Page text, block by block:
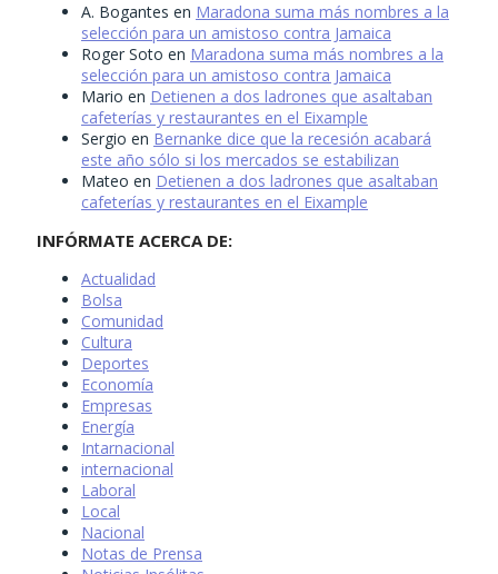
A. Bogantes en Maradona suma más nombres a la
selección para un amistoso contra Jamaica
Roger Soto en Maradona suma más nombres a la
selección para un amistoso contra Jamaica
Mario en Detienen a dos ladrones que asaltaban
cafeterías y restaurantes en el Eixample
Sergio en Bernanke dice que la recesión acabará
este año sólo si los mercados se estabilizan
Mateo en Detienen a dos ladrones que asaltaban
cafeterías y restaurantes en el Eixample
INFÓRMATE ACERCA DE:
Actualidad
Bolsa
Comunidad
Cultura
Deportes
Economía
Empresas
Energía
Intarnacional
internacional
Laboral
Local
Nacional
Notas de Prensa